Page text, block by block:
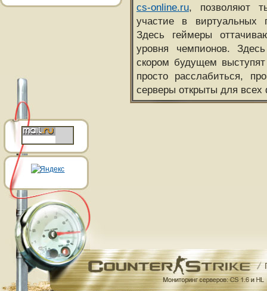
cs-online.ru, позволяют
участие в виртуальных
Здесь геймеры
уровня чемпионов.
скором будущем
просто расслабиться,
серверы открыты для всех